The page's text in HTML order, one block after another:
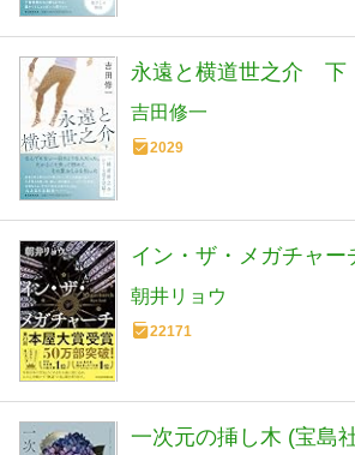
永遠と横道世之介 下
吉田修一
2029
イン・ザ・メガチャー
朝井リョウ
22171
一次元の挿し木 (宝島